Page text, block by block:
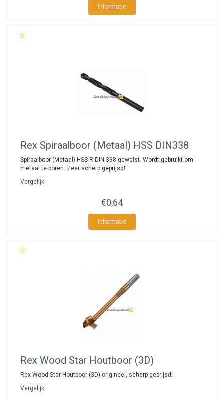
Informatie
Rex Spiraalboor (Metaal) HSS DIN338
Spiraalboor (Metaal) HSS-R DIN 338 gewalst. Wordt gebruikt om
metaal te boren. Zeer scherp geprijsd!
Vergelijk
€0,64
Informatie
Rex Wood Star Houtboor (3D)
Rex Wood Star Houtboor (3D) origineel, scherp geprijsd!
Vergelijk